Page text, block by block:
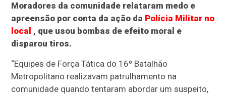
Moradores da comunidade relataram medo e
apreensão por conta da ação da Polícia Militar no
local , que usou bombas de efeito moral e
disparou tiros.
“Equipes de Força Tática do 16º Batalhão
Metropolitano realizavam patrulhamento na
comunidade quando tentaram abordar um suspeito,